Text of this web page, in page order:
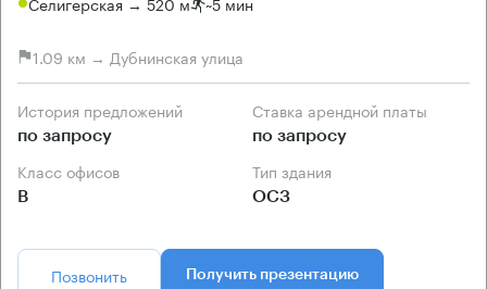
1.09 км → Дубнинская улица
История предложений
по запросу
Ставка арендной платы
по запросу
Класс офисов
B
Тип здания
ОСЗ
Позвонить Получить презентацию